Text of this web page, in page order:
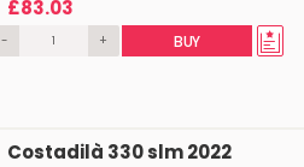
£83.03
- + BUY
Costadilà 330 slm 2022